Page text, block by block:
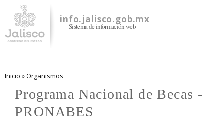
contenido
principal
info.jalisco.gob.mx
Sistema de información web
Se encuentra usted aquí
Inicio »Organismos
Programa Nacional de Becas -
PRONABES